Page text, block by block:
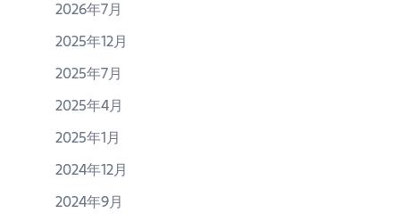
ン2026年7月
2025年12月
2025年7月
2025年4月
2025年1月
2024年12月
2024年9月